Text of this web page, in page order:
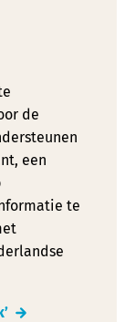
de
een
te